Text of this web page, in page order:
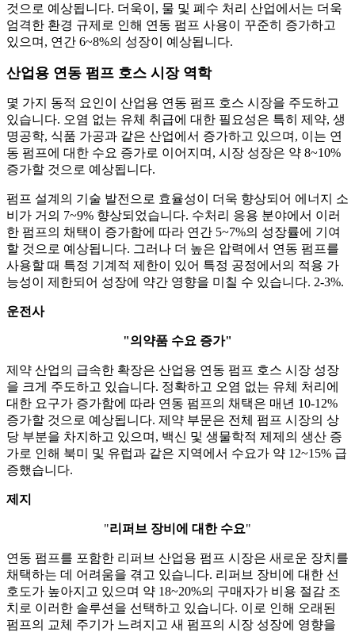
것으로 예상됩니다. 더욱이, 물 및 폐수 처리 산업에서는 더욱
엄격한 환경 규제로 인해 연동 펌프 사용이 꾸준히 증가하고
있으며, 연간 6~8%의 성장이 예상됩니다.
산업용 연동 펌프 호스 시장 역학
몇 가지 동적 요인이 산업용 연동 펌프 호스 시장을 주도하고
있습니다. 오염 없는 유체 취급에 대한 필요성은 특히 제약, 생
명공학, 식품 가공과 같은 산업에서 증가하고 있으며, 이는 연
동 펌프에 대한 수요 증가로 이어지며, 시장 성장은 약 8~10%
증가할 것으로 예상됩니다.
펌프 설계의 기술 발전으로 효율성이 더욱 향상되어 에너지 소
비가 거의 7~9% 향상되었습니다. 수처리 응용 분야에서 이러
한 펌프의 채택이 증가함에 따라 연간 5~7%의 성장률에 기여
할 것으로 예상됩니다. 그러나 더 높은 압력에서 연동 펌프를
사용할 때 특정 기계적 제한이 있어 특정 공정에서의 적용 가
능성이 제한되어 성장에 약간 영향을 미칠 수 있습니다. 2-3%.
운전사
"의약품 수요 증가"
제약 산업의 급속한 확장은 산업용 연동 펌프 호스 시장 성장
을 크게 주도하고 있습니다. 정확하고 오염 없는 유체 처리에
대한 요구가 증가함에 따라 연동 펌프의 채택은 매년 10-12%
증가할 것으로 예상됩니다. 제약 부문은 전체 펌프 시장의 상
당 부분을 차지하고 있으며, 백신 및 생물학적 제제의 생산 증
가로 인해 북미 및 유럽과 같은 지역에서 수요가 약 12~15% 급
증했습니다.
제지
"리퍼브 장비에 대한 수요"
연동 펌프를 포함한 리퍼브 산업용 펌프 시장은 새로운 장치를
채택하는 데 어려움을 겪고 있습니다. 리퍼브 장비에 대한 선
호도가 높아지고 있으며 약 18~20%의 구매자가 비용 절감 조
치로 이러한 솔루션을 선택하고 있습니다. 이로 인해 오래된
펌프의 교체 주기가 느려지고 새 펌프의 시장 성장에 영향을